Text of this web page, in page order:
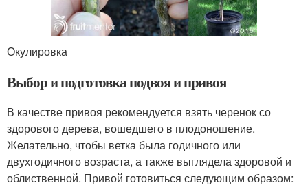
Окулировка
Выбор и подготовка подвоя и привоя
В качестве привоя рекомендуется взять черенок со
здорового дерева, вошедшего в плодоношение.
Желательно, чтобы ветка была годичного или
двухгодичного возраста, а также выглядела здоровой и
облиственной. Привой готовиться следующим образом: